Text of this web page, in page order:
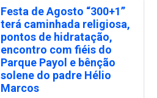
Festa de Agosto “300+1”
terá caminhada religiosa,
pontos de hidratação,
encontro com fiéis do
Parque Payol e bênção
solene do padre Hélio
Marcos